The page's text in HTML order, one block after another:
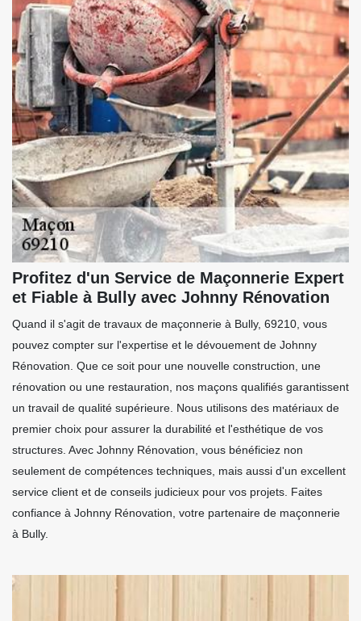
Profitez d'un Service de Maçonnerie Expert
et Fiable à Bully avec Johnny Rénovation
Quand il s'agit de travaux de maçonnerie à Bully, 69210, vous
pouvez compter sur l'expertise et le dévouement de Johnny
Rénovation. Que ce soit pour une nouvelle construction, une
rénovation ou une restauration, nos maçons qualifiés garantissent
un travail de qualité supérieure. Nous utilisons des matériaux de
premier choix pour assurer la durabilité et l'esthétique de vos
structures. Avec Johnny Rénovation, vous bénéficiez non
seulement de compétences techniques, mais aussi d'un excellent
service client et de conseils judicieux pour vos projets. Faites
confiance à Johnny Rénovation, votre partenaire de maçonnerie
à Bully.